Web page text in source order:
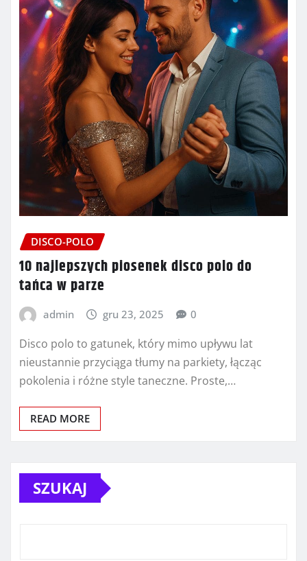
DISCO-POLO
10 najlepszych piosenek disco polo do
tańca w parze
admin gru 23, 2025 0
Disco polo to gatunek, który mimo upływu lat
nieustannie przyciąga tłumy na parkiety, łącząc
pokolenia i różne style taneczne. Proste,…
READ MORE
SZUKAJ